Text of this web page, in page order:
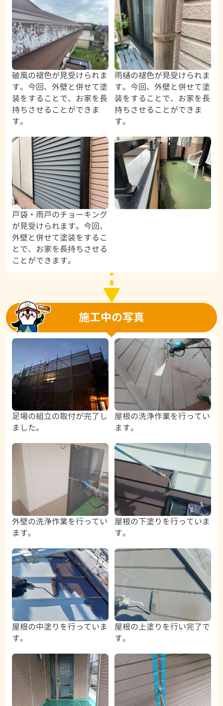
破風の褪色が見受けられま
す。今回、外壁と併せて塗
装をすることで、お家を長
持ちさせることができま
す。
雨樋の褪色が見受けられま
す。今回、外壁と併せて塗
装をすることで、お家を長
持ちさせることができま
す。
戸袋・雨戸のチョーキング
が見受けられます。今回、
外壁と併せて塗装をするこ
とで、お家を長持ちさせる
ことができます。
施工中の写真
足場の組立の取付が完了し
ました。
屋根の洗浄作業を行ってい
ます。
外壁の洗浄作業を行ってい
ます。
屋根の下塗りを行っていま
す。
屋根の中塗りを行っていま
す。
屋根の上塗りを行い完了で
す。